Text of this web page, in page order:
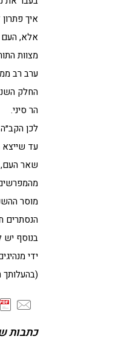
איך
אלא, העם
מצוות
ערב רב
החלק
הר סיני.
לכן
עד שייצא
שאר העם,
מוסר
הנסתרים
בנוסף יש
ידי
כתבות